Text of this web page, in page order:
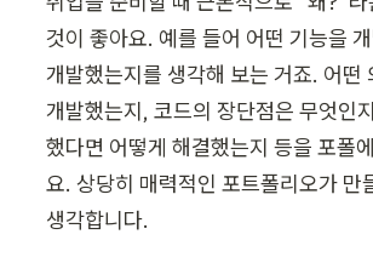
것이 좋아요. 예를 들어 어떤 기능을 개
개발했는지를 생각해 보는 거죠. 어떤
개발했는지, 코드의 장단점은 무엇인
했다면 어떻게 해결했는지 등을 포폴
요. 상당히 매력적인 포트폴리오가 만
생각합니다.